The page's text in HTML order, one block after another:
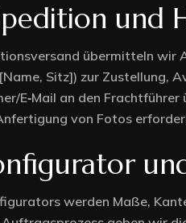
und
übermitteln wir
Sitz]) zur Zustellung,
E‑Mail an den
von Fotos
werden Maße,